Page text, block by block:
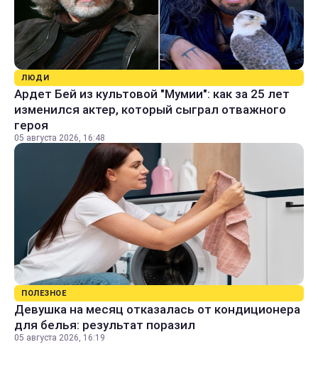
ЛЮДИ
Ардет Бей из культовой "Мумии": как за 25 лет
изменился актер, который сыграл отважного
героя
05 августа 2026, 16:48
ПОЛЕЗНОЕ
Девушка на месяц отказалась от кондиционера
для белья: результат поразил
05 августа 2026, 16:19